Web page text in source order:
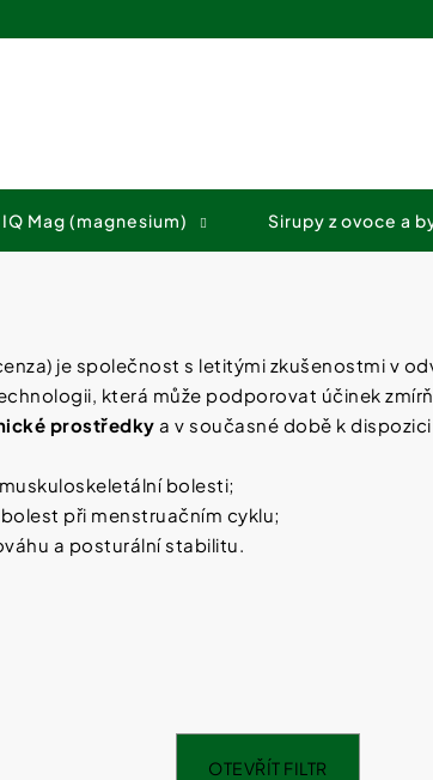
Mag (magnesium) Sirupy z ovoce a
je společnost s letitými zkušenostmi v
která může podporovat účinek
prostředky a v současné době k
bolesti;
při menstruačním cyklu;
a posturální stabilitu.
OTEVŘÍT FILTR
HLEDAT
VYŽIVUJÍCÍ A HYDRATAČNÍ
S BAM. MÁSLEM 1 PÁR